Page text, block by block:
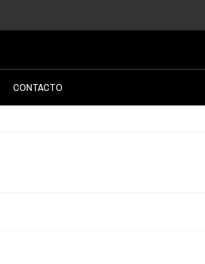
CONTACTO